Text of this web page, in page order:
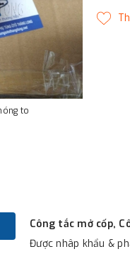
to
Công tắc mở cốp,
Được nhâp khẩu &